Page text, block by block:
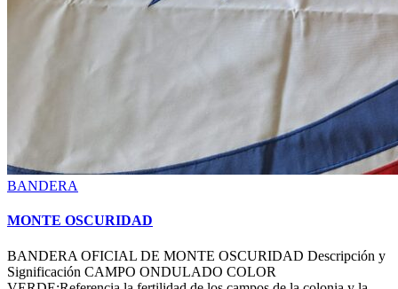
Posted
BANDERA
MONTE OSCURIDAD
BANDERA OFICIAL DE MONTE OSCURIDAD Descripción y
Significación CAMPO ONDULADO COLOR